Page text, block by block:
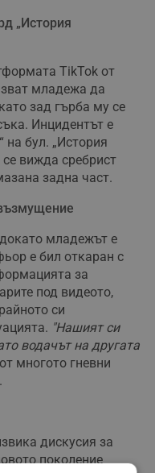
„История
TikTok от
младежа да
зад гърба му се
Инцидентът е
бул. „История
вижда сребрист
задна част.
младежът е
е бил откаран с
за
под видеото,
си
"Нашият си
водачът на другата
многото гневни
дискусия за
поколение